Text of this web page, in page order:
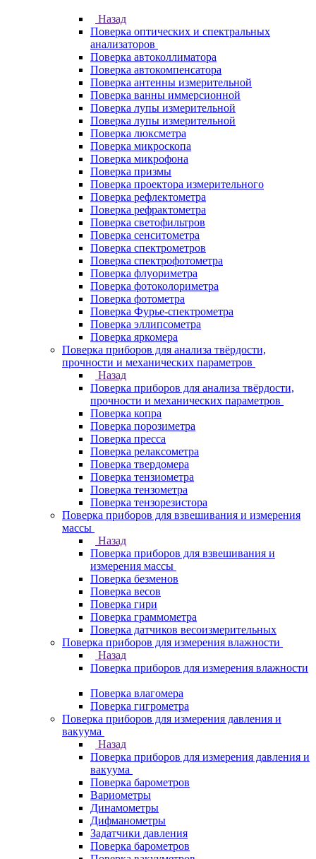
Назад
Поверка оптических и спектральных
анализаторов
Поверка автоколлиматора
Поверка автокомпенсатора
Поверка антенны измерительной
Поверка ванны иммерсионной
Поверка лупы измерительной
Поверка лупы измерительной
Поверка люксметра
Поверка микроскопа
Поверка микрофона
Поверка призмы
Поверка проектора измерительного
Поверка рефлектометра
Поверка рефрактометра
Поверка светофильтров
Поверка сенситометра
Поверка спектрометров
Поверка спектрофотометра
Поверка флуориметра
Поверка фотоколориметра
Поверка фотометра
Поверка Фурье-спектрометра
Поверка эллипсометра
Поверка яркомера
Поверка приборов для анализа твёрдости,
прочности и механических параметров
Назад
Поверка приборов для анализа твёрдости,
прочности и механических параметров
Поверка копра
Поверка порозиметра
Поверка пресса
Поверка релаксометра
Поверка твердомера
Поверка тензиометра
Поверка тензометра
Поверка тензорезистора
Поверка приборов для взвешивания и измерения
массы
Назад
Поверка приборов для взвешивания и
измерения массы
Поверка безменов
Поверка весов
Поверка гири
Поверка граммометра
Поверка датчиков весоизмерительных
Поверка приборов для измерения влажности
Назад
Поверка приборов для измерения влажности
Поверка влагомера
Поверка гигрометра
Поверка приборов для измерения давления и
вакуума
Назад
Поверка приборов для измерения давления и
вакуума
Поверка барометров
Вариометры
Динамометры
Дифманометры
Задатчики давления
Поверка барометров